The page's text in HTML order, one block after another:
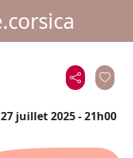
juillet 2025 - 21h00